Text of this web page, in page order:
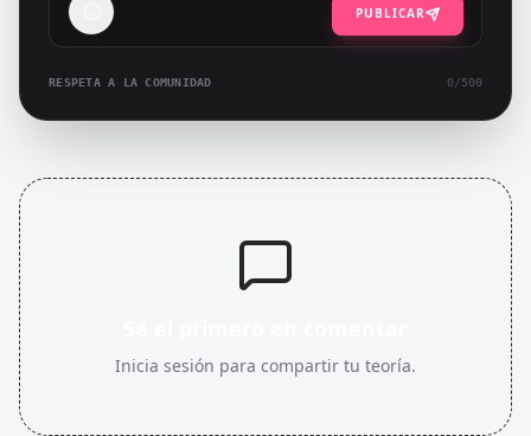
PUBLICAR
RESPETA A LA COMUNIDAD 0 /500
Inicia sesión para compartir tu teoría.